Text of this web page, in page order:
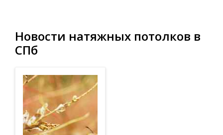
Новости натяжных потолков в
СПб